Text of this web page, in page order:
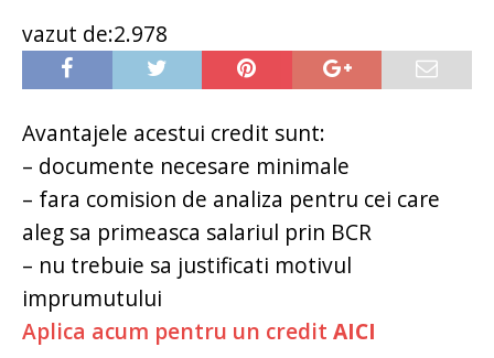
vazut de:2.978
Avantajele acestui credit sunt:
– documente necesare minimale
– fara comision de analiza pentru cei care
aleg sa primeasca salariul prin BCR
– nu trebuie sa justificati motivul
imprumutului
Aplica acum pentru un credit AICI